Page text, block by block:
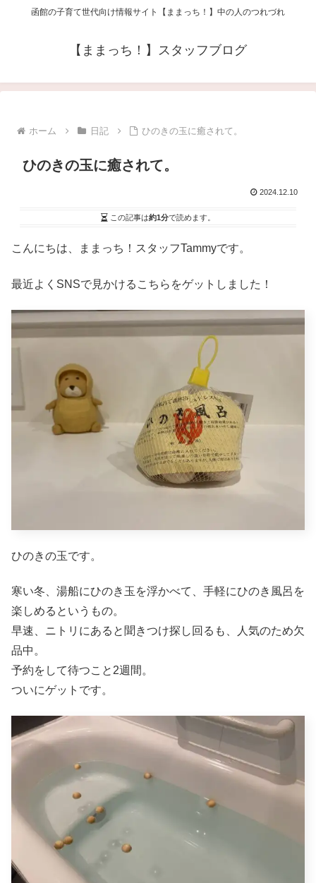
函館の子育て世代向け情報サイト【ままっち！】中の人のつれづれ
【ままっち！】スタッフブログ
ホーム 日記 ひのきの玉に癒されて。
ひのきの玉に癒されて。
2024.12.10
この記事は約1分で読めます。
こんにちは、ままっち！スタッフTammyです。
最近よくSNSで見かけるこちらをゲットしました！
ひのきの玉です。
寒い冬、湯船にひのき玉を浮かべて、手軽にひのき風呂を
楽しめるというもの。
早速、ニトリにあると聞きつけ探し回るも、人気のため欠
品中。
予約をして待つこと2週間。
ついにゲットです。